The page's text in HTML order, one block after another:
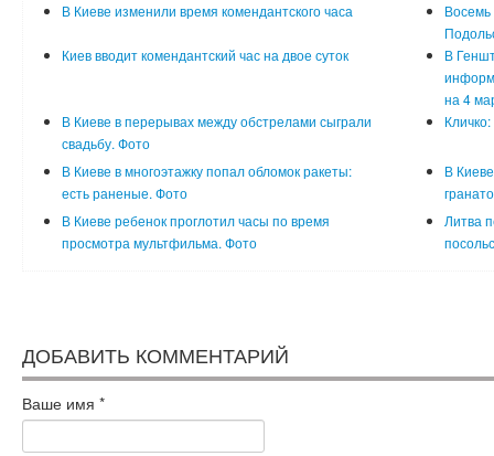
В Киеве изменили время комендантского часа
Восемь
Киев вводит комендантский час на двое суток
В
на 4
В Киеве в перерывах между обстрелами сыграли
свадьбу. Фото
В Киеве в многоэтажку попал обломок ракеты:
есть раненые. Фото
В
В Киеве ребенок проглотил часы по время
просмотра мультфильма. Фото
Литва
ДОБАВИТЬ КОММЕНТАРИЙ
Ваше имя *